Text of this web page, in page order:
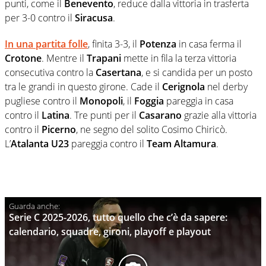
punti, come il Benevento, reduce dalla vittoria in trasferta
per 3-0 contro il Siracusa.
In una partita folle, finita 3-3, il Potenza in casa ferma il
Crotone. Mentre il Trapani mette in fila la terza vittoria
consecutiva contro la Casertana, e si candida per un posto
tra le grandi in questo girone. Cade il Cerignola nel derby
pugliese contro il Monopoli, il Foggia pareggia in casa
contro il Latina. Tre punti per il Casarano grazie alla vittoria
contro il Picerno, ne segno del solito Cosimo Chiricò.
L’Atalanta U23 pareggia contro il Team Altamura.
Serie C 2025-2026, tutto quello che c’è da sapere:
calendario, squadre, gironi, playoff e playout